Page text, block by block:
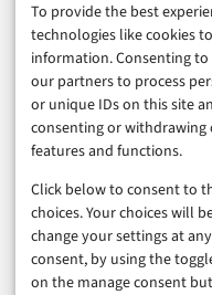
To provide the best
technologies like cookies
information. Consenting
our partners to process
or unique IDs on this site
consenting or withdrawing
features and functions.
Click below to consent to
choices. Your choices will
change your settings at
consent, by using the
on the manage consent
Business & Karriere
Sicherheit & Recht
Digitalisierung
Marketing
Magazin
Unsere Redaktion
Werbeformate & Media Kit
Rechtliches